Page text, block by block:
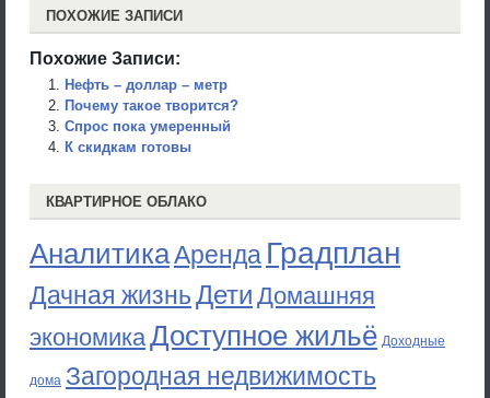
ПОХОЖИЕ ЗАПИСИ
Похожие Записи:
Нефть – доллар – метр
Почему такое творится?
Спрос пока умеренный
К скидкам готовы
КВАРТИРНОЕ ОБЛАКО
АналитикаАренда Градплан
Дачная жизньДети Домашняя
экономикаДоступное жильё Доходные
дома Загородная недвижимость